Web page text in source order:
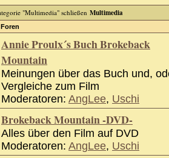
Multimedia
Foren
Annie Proulx´s Buch Brokeback
Mountain
Meinungen über das Buch und,
Vergleiche zum Film
Moderatoren: AngLee, Uschi
Brokeback Mountain -DVD-
Alles über den Film auf DVD
Moderatoren: AngLee, Uschi